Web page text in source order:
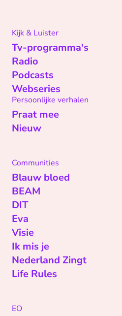
Kijk & Luister
Tv-programma's
Radio
Podcasts
Webseries
Persoonlijke verhalen
Praat mee
Nieuw
Communities
Blauw bloed
BEAM
DIT
Eva
Visie
Ik mis je
Nederland Zingt
Life Rules
EO